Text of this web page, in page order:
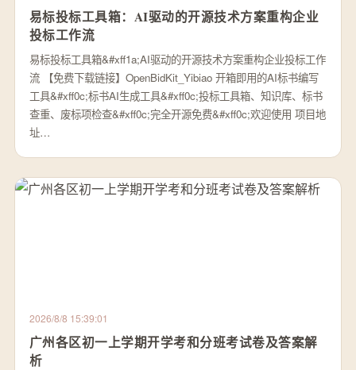
易标投标工具箱：AI驱动的开源技术方案重构企业
投标工作流
易标投标工具箱&#xff1a;AI驱动的开源技术方案重构企业投标工作
流 【免费下载链接】OpenBidKit_Yibiao 开箱即用的AI标书编写
工具&#xff0c;标书AI生成工具&#xff0c;投标工具箱、知识库、标书
查重、废标项检查&#xff0c;完全开源免费&#xff0c;欢迎使用 项目地
址…
2026/8/8 15:39:01
广州各区初一上学期开学考和分班考试卷及答案解
析